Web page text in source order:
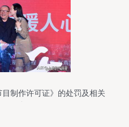
制作许可证》的处罚及相关